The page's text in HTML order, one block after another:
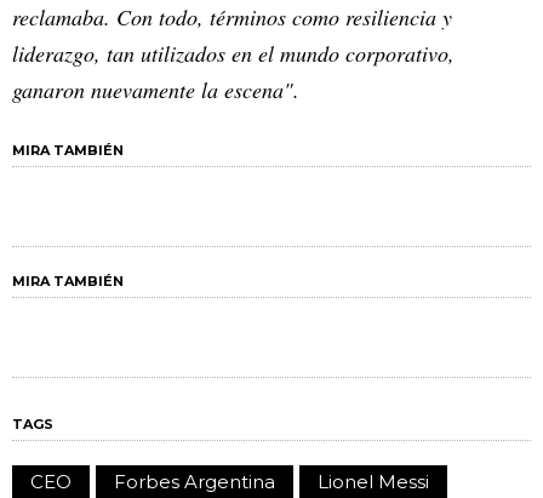
reclamaba. Con todo, términos como resiliencia y
liderazgo, tan utilizados en el mundo corporativo,
ganaron nuevamente la escena".
MIRA TAMBIÉN
MIRA TAMBIÉN
TAGS
CEO Forbes Argentina Lionel Messi